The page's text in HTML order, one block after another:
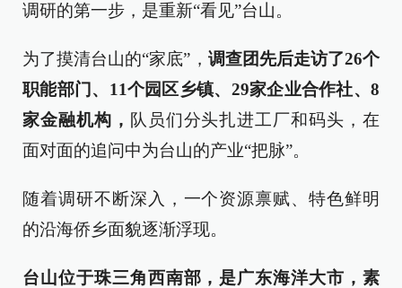
调研的第一步，是重新“看见”台山。
为了摸清台山的“家底”， 调查团先后走访了26个
职能部门、11个园区乡镇、29家企业合作社、8
家金融机构， 队员们分头扎进工厂和码头，在
面对面的追问中为台山的产业“把脉”。
随着调研不断深入，一个资源禀赋、特色鲜明
的沿海侨乡面貌逐渐浮现。
台山位于珠三角西南部，是广东海洋大市，素